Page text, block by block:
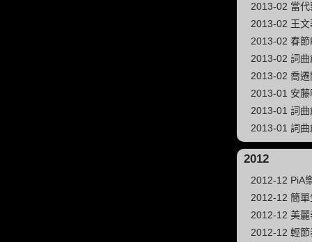
2013-02 當
2013-02 王
2013-02 春
2013-02 詞
2013-02 喬
2013-01 安
2013-01 詞
2013-01 詞
2012
2012-12 PiA
2012-12 簡
2012-12 美
2012-12 輕節